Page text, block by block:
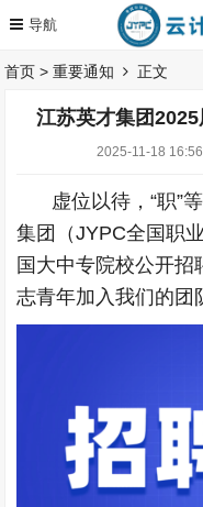
首页 >重要通知 正文
江苏英才集团2025
2025-11-18
虚位以待，“职”
集团（JYPC全国职
国大中专院校公开
志青年加入我们的团